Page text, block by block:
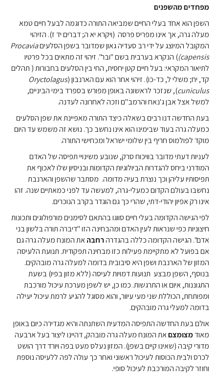
מפחדים מהשפנים
השפן הוא אחד בעלי החיים שמביאה התורה כדוגמה לבעל חיים טמא
מעלה גרה, אך אינו מפריס פרסה (ויקרא יא ה; דברים יד ז). הזיהוי
המקובל המיוצג על ידי רב סעדיה גאון שמדובר בשפן הסלעיםProcavia
capensis) ) הנקרא בערבית בשם "ובר". זיהוי זה מתאים בכל פרטיו
לתיאור המקראי: בעל חיים קטן יחסית, החי בין הסלעים בחבורות ( תהלים
קד, יח; משלי ל, כד-כו). זיהוי אחר הוא עם הארנבון (Oryctolagus
cuniculus), שנזכר לראשונה באופן מפורש בספרד בימי הביניים,
למשל אצל אבן ג'נאח והרמב"ם וזכה לאחרונה לעדנה.
בעת החדשה דנו רבים בשאלה כיצד התורה מאפיינת את שפן הסלעים
כמעלה גרה בעוד שבימינו הוא אינו נחשב כך. נושא זה משמש עד היום
מוקד לפולמוס חריף בין שלומי ישראל ומכחישי התורה.
לעניות דעתי מדובר בוויכוח סרק, שנובע משינויי תפיסה של האדם
המודרני ביחס להגדרות הביולוגיות הקדומות ובניסיון שלו לאכוף את
תפיסותיו עליהן וכך נוצרת בעיה מדומה. מסתבר שהשפן והארנבת
נחשבו בעולם הקדום כמעלי-גרה, למעשה עד לפני כמאתיים שנה. זהו
אינו רק אפיון יהודי-דתי, שהרי כך גם הוגדר בקרב הנוכרים.
לפי הגישה הקדומה בעלי חיים סווגו בהתאם לסימנים מורפולוגים ותכונות
חיצוניות כפי שנראות לעין האדם ומהבחינה הזו "דיברה תורה בלשון בני
אדם". הגישה הקדומה כללה בהגדרהרחבהאת המונח מעלה גרה גם
אם בפועל לא מתקיימת פעילות כזו מבחינה תפקודית. תנועת הלעיסה
המזון של הארנבת ושפן היא סיבובית בדומה למעלה גרה מובהקים.
בנוסף, השפן מבצע תנועות דמויות לעיסה (ללא מזון בפיו) בשעת
התגוננות, איום או התרגשות. כמו כן, יש לשפן מערכת עיכול מורכבת
ומפותחת, הכוללת שני מעי עיוור, והוא מסוגל להגיע לרמת עיכול יעילה
בדומה למעלי גרה מובהקים.
אולם בעת החדשה התפיסה המדעית השתנתה והיא מגדירה כיום באופן
מאודמצומצםאת המונח מעלה גרה מובהק, דהיינו ליצור בעל ארבעה
מדורי קיבה (שאינו קיים בשפן). המזון נעלס מעט בפה ויורד דרך הושט
לכרס ולבית הכוסות לעיכול ראשוני ואחר כך עולה לפה ללעיסה נוספת
וחוזר לקיבה המורכבת לעיכול סופי.